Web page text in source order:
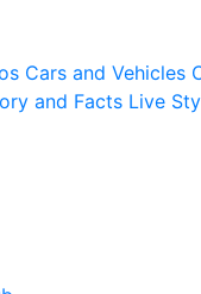
Cars and Vehicles
and Facts Live